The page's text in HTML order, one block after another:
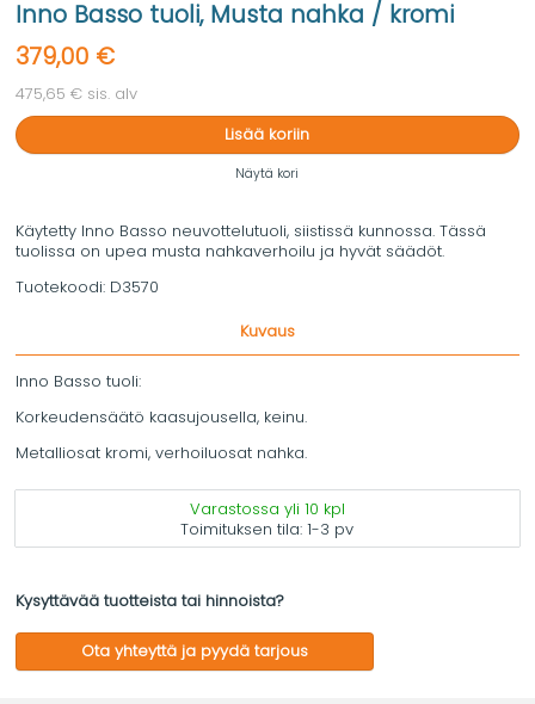
Inno Basso tuoli, Musta nahka / kromi
379,00 €
475,65 € sis. alv
Lisää koriin
Näytä kori
Käytetty Inno Basso neuvottelutuoli, siistissä kunnossa. Tässä
tuolissa on upea musta nahkaverhoilu ja hyvät säädöt.
Tuotekoodi: D3570
Kuvaus
Inno Basso tuoli:
Korkeudensäätö kaasujousella, keinu.
Metalliosat kromi, verhoiluosat nahka.
Varastossa yli 10 kpl
Toimituksen tila:1-3 pv
Kysyttävää tuotteista tai hinnoista?
Ota yhteyttä ja pyydä tarjous